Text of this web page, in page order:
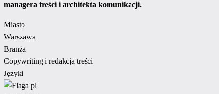
managera treści i architekta komunikacji.
Miasto
Warszawa
Branża
Copywriting i redakcja treści
Języki